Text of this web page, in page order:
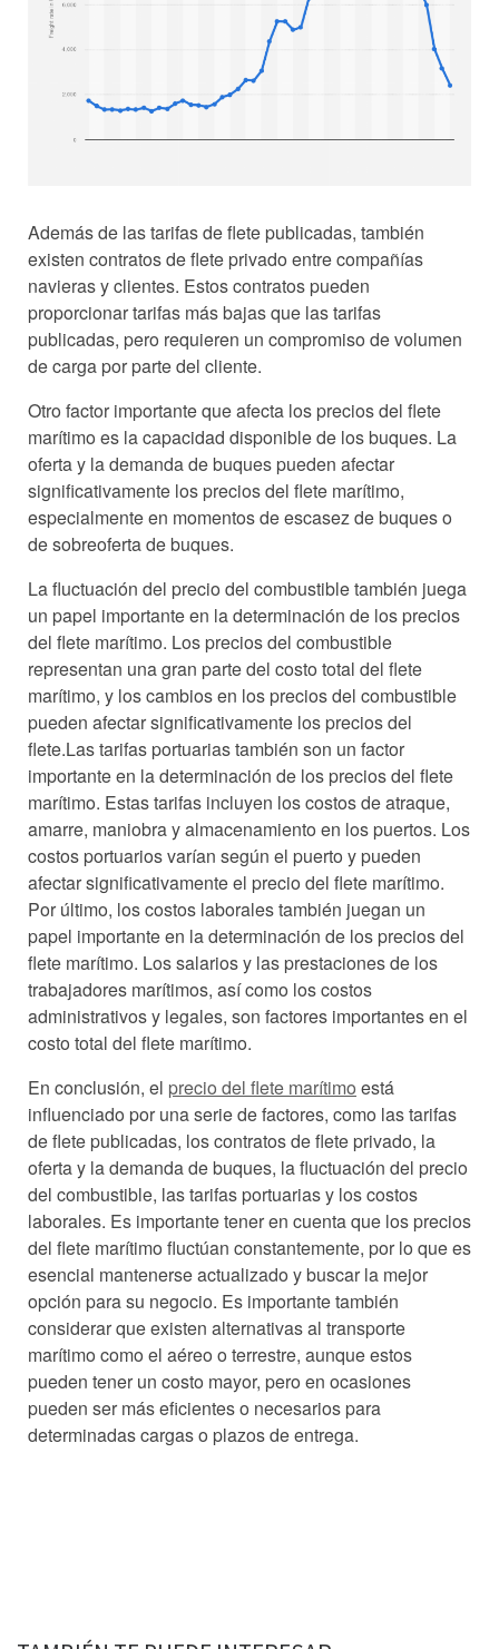
Además de las tarifas de flete publicadas, también
existen contratos de flete privado entre compañías
navieras y clientes. Estos contratos pueden
proporcionar tarifas más bajas que las tarifas
publicadas, pero requieren un compromiso de volumen
de carga por parte del cliente.
Otro factor importante que afecta los precios del flete
marítimo es la capacidad disponible de los buques. La
oferta y la demanda de buques pueden afectar
significativamente los precios del flete marítimo,
especialmente en momentos de escasez de buques o
de sobreoferta de buques.
La fluctuación del precio del combustible también juega
un papel importante en la determinación de los precios
del flete marítimo. Los precios del combustible
representan una gran parte del costo total del flete
marítimo, y los cambios en los precios del combustible
pueden afectar significativamente los precios del
flete.Las tarifas portuarias también son un factor
importante en la determinación de los precios del flete
marítimo. Estas tarifas incluyen los costos de atraque,
amarre, maniobra y almacenamiento en los puertos. Los
costos portuarios varían según el puerto y pueden
afectar significativamente el precio del flete marítimo.
Por último, los costos laborales también juegan un
papel importante en la determinación de los precios del
flete marítimo. Los salarios y las prestaciones de los
trabajadores marítimos, así como los costos
administrativos y legales, son factores importantes en el
costo total del flete marítimo.
En conclusión, el precio del flete marítimo está
influenciado por una serie de factores, como las tarifas
de flete publicadas, los contratos de flete privado, la
oferta y la demanda de buques, la fluctuación del precio
del combustible, las tarifas portuarias y los costos
laborales. Es importante tener en cuenta que los precios
del flete marítimo fluctúan constantemente, por lo que es
esencial mantenerse actualizado y buscar la mejor
opción para su negocio. Es importante también
considerar que existen alternativas al transporte
marítimo como el aéreo o terrestre, aunque estos
pueden tener un costo mayor, pero en ocasiones
pueden ser más eficientes o necesarios para
determinadas cargas o plazos de entrega.